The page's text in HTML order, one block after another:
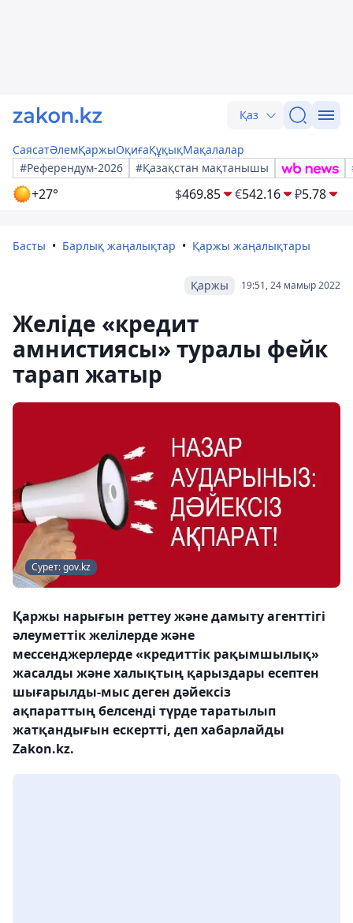
Қаз
СаясатӘлемҚаржыОқиғаҚұқықМақалалар
#Референдум-2026
#Қазақстан мақтанышы
+27° $469.85 €542.16 ₽5.78
Басты Барлық жаңалықтар Қаржы жаңалықтары
19:51, 24 мамыр 2022
Қаржы
Желіде «кредит
амнистиясы» туралы фейк
тарап жатыр
Сурет: gov.kz
Қаржы нарығын реттеу және дамыту агенттігі
әлеуметтік желілерде және
мессенджерлерде «кредиттік рақымшылық»
жасалды және халықтың қарыздары есептен
шығарылды-мыс деген дәйексіз
ақпараттың белсенді түрде таратылып
жатқандығын ескертті, деп хабарлайды
Zakon.kz.